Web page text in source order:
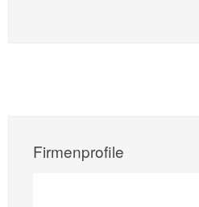
Firmenprofile